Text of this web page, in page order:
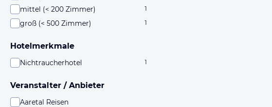
mittel (< 200 Zimmer) 1
groß (< 500 Zimmer) 1
Hotelmerkmale
Nichtraucherhotel 1
Veranstalter / Anbieter
Aaretal Reisen